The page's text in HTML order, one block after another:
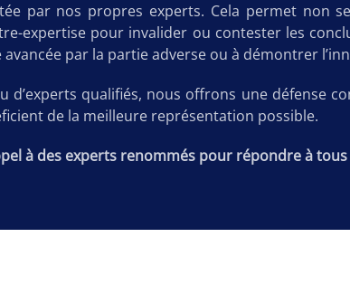
par nos propres experts. Cela permet non
expertise pour invalider ou contester les
par la partie adverse ou à démontrer
d’experts qualifiés, nous offrons une défense
de la meilleure représentation possible.
à des experts renommés pour répondre à